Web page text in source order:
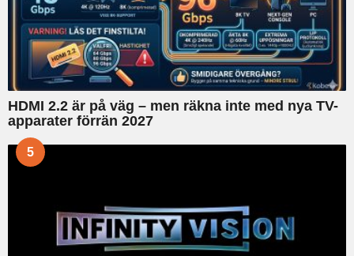
HDMI 2.2 är på väg – men räkna inte med nya TV-
apparater förrän 2027
5